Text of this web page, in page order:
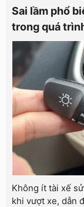
Sai lầm phổ
trong quá
Không ít tài xế
khi vượt xe, dẫn